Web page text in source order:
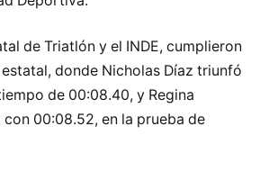
de Triatlón y el INDE, cumplieron
donde Nicholas Díaz triunfó
de 00:08.40, y Regina
con 00:08.52, en la prueba de